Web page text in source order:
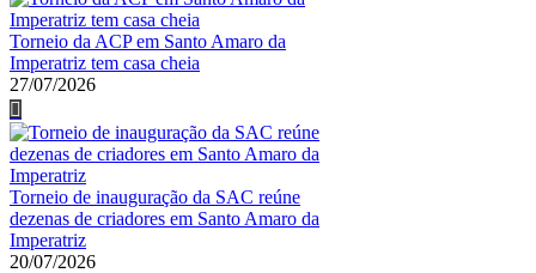
Torneio da ACP em Santo Amaro da
Imperatriz tem casa cheia
27/07/2026
Torneio de inauguração da SAC reúne
dezenas de criadores em Santo Amaro da
Imperatriz
20/07/2026